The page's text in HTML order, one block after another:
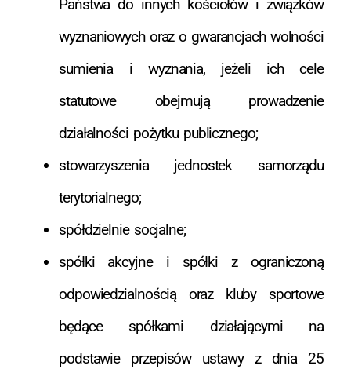
Państwa do innych kościołów i związków
wyznaniowych oraz o gwarancjach wolności
sumienia i wyznania, jeżeli ich cele
statutowe obejmują prowadzenie
działalności pożytku publicznego;
stowarzyszenia jednostek samorządu
terytorialnego;
spółdzielnie socjalne;
spółki akcyjne i spółki z ograniczoną
odpowiedzialnością oraz kluby sportowe
będące spółkami działającymi na
podstawie przepisów ustawy z dnia 25